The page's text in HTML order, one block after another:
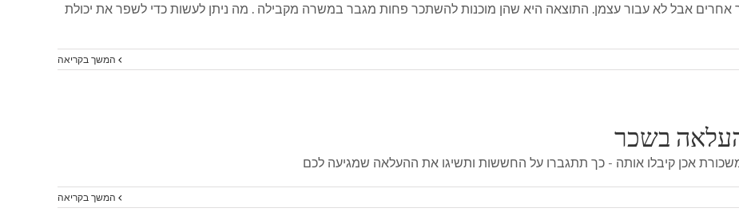
אחרים אבל לא עבור עצמן. התוצאה היא שהן מוכנות להשתכר פחות מגבר במשרה מקבילה . מה ניתן לעשות כדי לשפר את יכולת
המשך בקריאה
בשכר
המשך בקריאה